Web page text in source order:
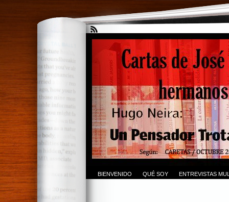
BIENVENIDO QUÉ SOY ENTREVISTAS